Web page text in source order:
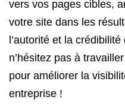
vers vos pages cibles,
votre site dans les
l’autorité et la
n’hésitez pas à
pour améliorer la
entreprise !